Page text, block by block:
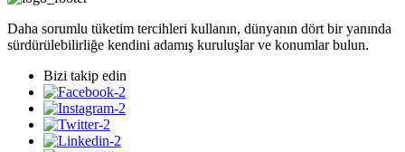
Daha sorumlu tüketim tercihleri kullanın, dünyanın dört bir yanında
sürdürülebilirliğe kendini adamış kuruluşlar ve konumlar bulun.
Bizi takip edin